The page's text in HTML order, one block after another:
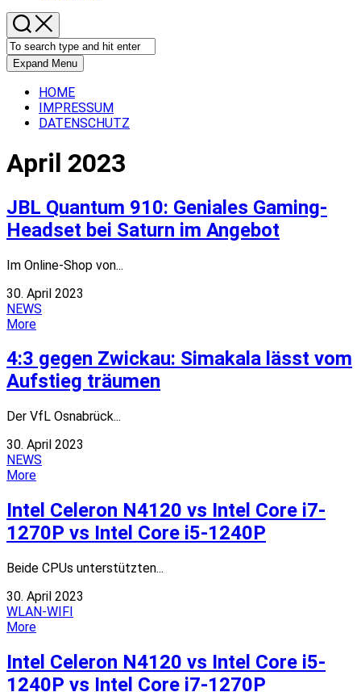
Expand Menu
HOME
IMPRESSUM
DATENSCHUTZ
April 2023
JBL Quantum 910: Geniales Gaming-
Headset bei Saturn im Angebot
Im Online-Shop von...
30. April 2023
NEWS
More
4:3 gegen Zwickau: Simakala lässt vom
Aufstieg träumen
Der VfL Osnabrück...
30. April 2023
NEWS
More
Intel Celeron N4120 vs Intel Core i7-
1270P vs Intel Core i5-1240P
Beide CPUs unterstützten...
30. April 2023
WLAN-WIFI
More
Intel Celeron N4120 vs Intel Core i5-
1240P vs Intel Core i7-1270P